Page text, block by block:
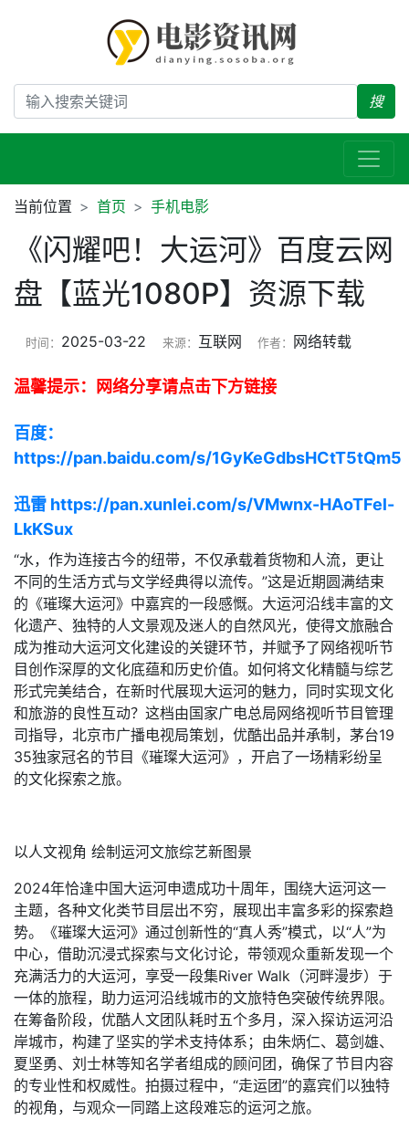
搜
当前位置 首页 手机电影
《闪耀吧！大运河》百度云网
盘【蓝光1080P】资源下载
时间： 2025-03-22 来源： 互联网 作者： 网络转载
温馨提示：网络分享请点击下方链接
百度：
https://pan.baidu.com/s/1GyKeGdbsHCtT5tQm5
迅雷 https://pan.xunlei.com/s/VMwnx-HAoTFel-
LkKSux
“水，作为连接古今的纽带，不仅承载着货物和人流，更让
不同的生活方式与文学经典得以流传。”这是近期圆满结束
的《璀璨大运河》中嘉宾的一段感慨。大运河沿线丰富的文
化遗产、独特的人文景观及迷人的自然风光，使得文旅融合
成为推动大运河文化建设的关键环节，并赋予了网络视听节
目创作深厚的文化底蕴和历史价值。如何将文化精髓与综艺
形式完美结合，在新时代展现大运河的魅力，同时实现文化
和旅游的良性互动？这档由国家广电总局网络视听节目管理
司指导，北京市广播电视局策划，优酷出品并承制，茅台19
35独家冠名的节目《璀璨大运河》，开启了一场精彩纷呈
的文化探索之旅。
以人文视角 绘制运河文旅综艺新图景
2024年恰逢中国大运河申遗成功十周年，围绕大运河这一
主题，各种文化类节目层出不穷，展现出丰富多彩的探索趋
势。《璀璨大运河》通过创新性的“真人秀”模式，以“人”为
中心，借助沉浸式探索与文化讨论，带领观众重新发现一个
充满活力的大运河，享受一段集River Walk（河畔漫步）于
一体的旅程，助力运河沿线城市的文旅特色突破传统界限。
在筹备阶段，优酷人文团队耗时五个多月，深入探访运河沿
岸城市，构建了坚实的学术支持体系；由朱炳仁、葛剑雄、
夏坚勇、刘士林等知名学者组成的顾问团，确保了节目内容
的专业性和权威性。拍摄过程中，“走运团”的嘉宾们以独特
的视角，与观众一同踏上这段难忘的运河之旅。